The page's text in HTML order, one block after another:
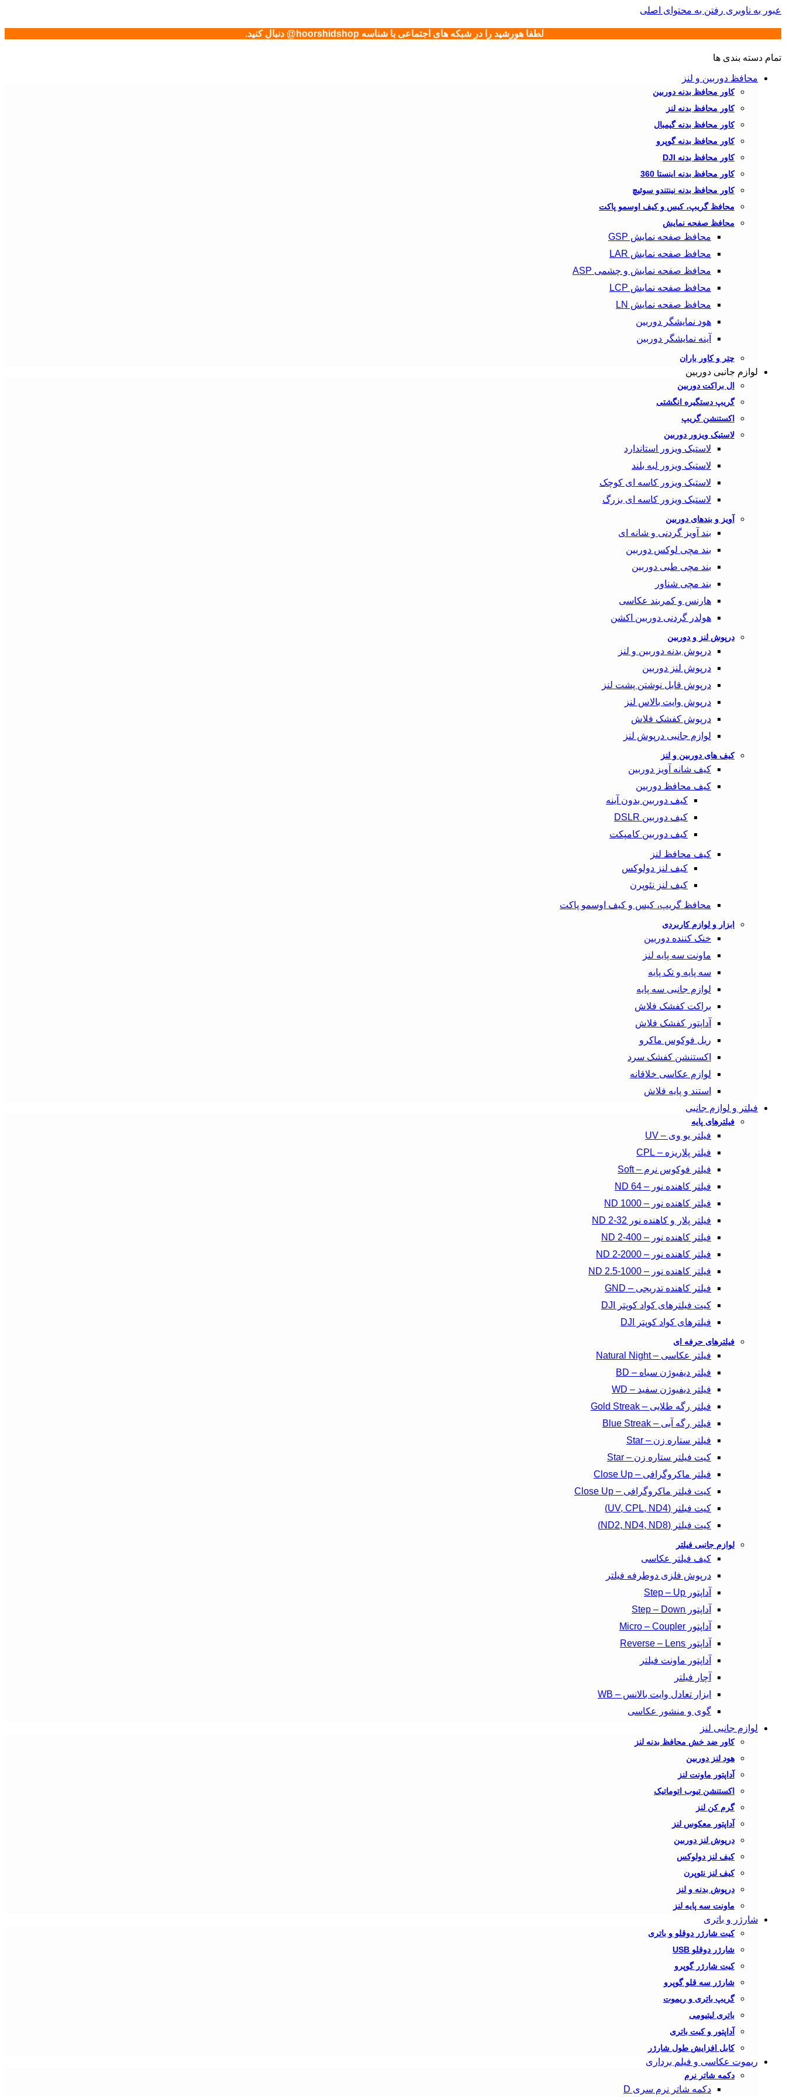
عبور به ناوبری رفتن به محتوای اصلی
لطفا هورشید را در شبکه های اجتماعی با شناسه hoorshidshop@ دنبال کنید.
تمام دسته بندی ها
محافظ دوربین و لنز
کاور محافظ بدنه دوربین
کاور محافظ بدنه لنز
کاور محافظ بدنه گیمبال
کاور محافظ بدنه گوپرو
کاور محافظ بدنه DJI
کاور محافظ بدنه اینستا 360
کاور محافظ بدنه نینتندو سوئیچ
محافظ گریپ، کیس و کیف اوسمو پاکت
محافظ صفحه نمایش
محافظ صفحه نمایش GSP
محافظ صفحه نمایش LAR
محافظ صفحه نمایش و چشمی ASP
محافظ صفحه نمایش LCP
محافظ صفحه نمایش LN
هود نمایشگر دوربین
آینه نمایشگر دوربین
چتر و کاور باران
لوازم جانبی دوربین
ال براکت دوربین
گریپ دستگیره انگشتی
اکستنشن گریپ
لاستیک ویزور دوربین
لاستیک ویزور استاندارد
لاستیک ویزور لبه بلند
لاستیک ویزور کاسه‌ ای کوچک
لاستیک ویزور کاسه‌ ای بزرگ
آویز و بندهای دوربین
بند آویز گردنی و شانه ای
بند مچی لوکس دوربین
بند مچی طبی دوربین
بند مچی شناور
هارنس و کمربند عکاسی
هولدر گردنی دوربین اکشن
درپوش لنز و دوربین
درپوش بدنه دوربین و لنز
درپوش لنز دوربین
درپوش قابل نوشتن پشت لنز
درپوش وایت بالاس لنز
درپوش کفشک فلاش
لوازم جانبی درپوش لنز
کیف های دوربین و لنز
کیف شانه آویز دوربین
کیف محافظ دوربین
کیف دوربین بدون آینه
کیف دوربین DSLR
کیف دوربین کامپکت
کیف محافظ لنز
کیف لنز دولوکس
کیف لنز نئوپرن
محافظ گریپ، کیس و کیف اوسمو پاکت
ابزار و لوازم کاربردی
خنک کننده دوربین
ماونت سه پایه لنز
سه پایه و تک پایه
لوازم جانبی سه پایه
براکت کفشک فلاش
آداپتور کفشک فلاش
ریل فوکوس ماکرو
اکستنشن کفشک سرد
لوازم عکاسی خلاقانه
استند و پایه فلاش
فیلتر و لوازم جانبی
فیلترهای پایه
فیلتر یو وی – UV
فیلتر پلاریزه – CPL
فیلتر فوکوس نرم – Soft
فیلتر کاهنده نور – ND 64
فیلتر کاهنده نور – ND 1000
فیلتر پلار و کاهنده نور ND 2-32
فیلتر کاهنده نور – ND 2-400
فیلتر کاهنده نور – ND 2-2000
فیلتر کاهنده نور – ND 2.5-1000
فیلتر کاهنده تدریجی – GND
کیت فیلترهای کواد کوپتر DJI
فیلترهای کواد کوپتر DJI
فیلترهای حرفه ای
فیلتر عکاسی – Natural Night
فیلتر دیفیوژن سیاه – BD
فیلتر دیفیوژن سفید – WD
فیلتر رگه طلایی – Gold Streak
فیلتر رگه آبی – Blue Streak
فیلتر ستاره زن – Star
کیت فیلتر ستاره زن – Star
فیلتر ماکروگرافی – Close Up
کیت فیلتر ماکروگرافی – Close Up
کیت فیلتر (UV, CPL, ND4)
کیت فیلتر (ND2, ND4, ND8)
لوازم جانبی فیلتر
کیف فیلتر عکاسی
درپوش فلزی دوطرفه فیلتر
آداپتور Step – Up
آداپتور Step – Down
آداپتور Micro – Coupler
آداپتور Reverse – Lens
آداپتور ماونت فیلتر
آچار فیلتر
ابزار تعادل وایت بالانس – WB
گوی و منشور عکاسی
لوازم جانبی لنز
کاور ضد خش محافظ بدنه لنز
هود لنز دوربین
آداپتور ماونت لنز
اکستنشن تیوب اتوماتیک
گرم کن لنز
آداپتور معکوس لنز
درپوش لنز دوربین
کیف لنز دولوکس
کیف لنز نئوپرن
درپوش بدنه و لنز
ماونت سه پایه لنز
شارژر و باتری
کیت شارژر دوقلو و باتری
شارژر دوقلو USB
کیت شارژر گوپرو
شارژر سه قلو گوپرو
گریپ باتری و ریموت
باتری لیتیومی
آداپتور و کیت باتری
کابل افزایش طول شارژر
ریموت عکاسی و فیلم برداری
دکمه شاتر نرم
دکمه شاتر نرم سری D